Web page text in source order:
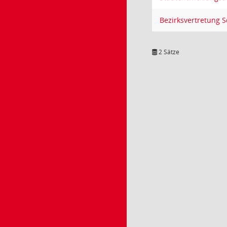
Bezirksvertretung
2 Sätze